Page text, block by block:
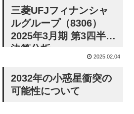
グスの躍進を徹底分析
──過去最高売上の好調
要因から減益要因、さ
らには今後の改善策と
強みまでを詳しく解説
三菱UFJフィナンシャ
ルグループ（8306）
2025年3月期 第3四半期
決算分析
2025.02.04
2032年の小惑星衝突の
可能性について